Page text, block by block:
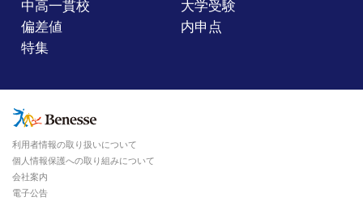
中高一貫校
大学受験
偏差値
内申点
特集
利用者情報の取り扱いについて
個人情報保護への取り組みについて
会社案内
電子公告